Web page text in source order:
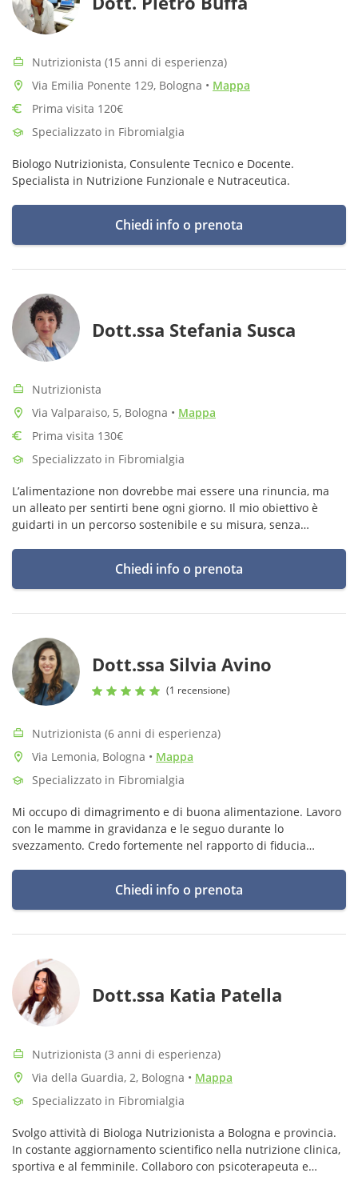
Nutrizionista (15 anni di esperienza)
Via Emilia Ponente 129, Bologna • Mappa
Prima visita 120€
Specializzato in Fibromialgia
Biologo Nutrizionista, Consulente Tecnico e Docente.
Specialista in Nutrizione Funzionale e Nutraceutica.
Chiedi info o prenota
Dott.ssa Stefania Susca
Nutrizionista
Via Valparaiso, 5, Bologna • Mappa
Prima visita 130€
Specializzato in Fibromialgia
L’alimentazione non dovrebbe mai essere una rinuncia, ma
un alleato per sentirti bene ogni giorno. Il mio obiettivo è
guidarti in un percorso sostenibile e su misura, senza
Chiedi info o prenota
Dott.ssa Silvia Avino
(1 recensione)
Nutrizionista (6 anni di esperienza)
Via Lemonia, Bologna • Mappa
Specializzato in Fibromialgia
Mi occupo di dimagrimento e di buona alimentazione. Lavoro
con le mamme in gravidanza e le seguo durante lo
svezzamento. Credo fortemente nel rapporto di fiducia
Chiedi info o prenota
Dott.ssa Katia Patella
Nutrizionista (3 anni di esperienza)
Via della Guardia, 2, Bologna • Mappa
Specializzato in Fibromialgia
Svolgo attività di Biologa Nutrizionista a Bologna e provincia.
In costante aggiornamento scientifico nella nutrizione clinica,
sportiva e al femminile. Collaboro con psicoterapeuta e